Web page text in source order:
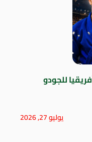
للجودو
يوليو 27, 2026